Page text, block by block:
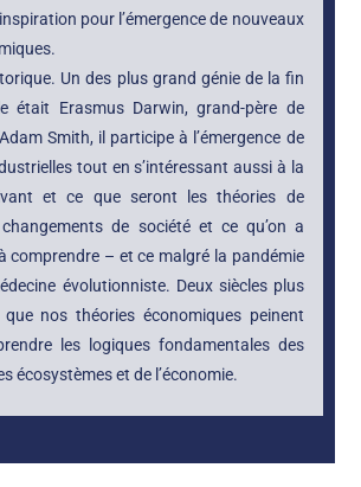
pour l’émergence de nouveaux
Un des plus grand génie de la fin
était Erasmus Darwin, grand-père de
Smith, il participe à l’émergence de
tout en s’intéressant aussi à la
et ce que seront les théories de
changements de société et ce qu’on a
comprendre – et ce malgré la pandémie
évolutionniste. Deux siècles plus
nos théories économiques peinent
les logiques fondamentales des
écosystèmes et de l’économie.